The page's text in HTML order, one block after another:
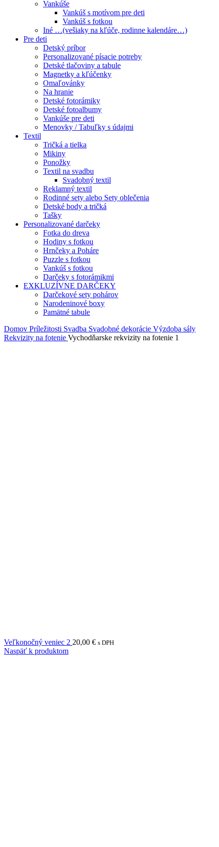
Vankúše
Vankúš s motívom pre deti
Vankúš s fotkou
Iné …(vešiaky na kľúče, rodinne kalendáre…)
Pre deti
Detský príbor
Personalizované písacie potreby
Detské tlačoviny a tabule
Magnetky a kľúčenky
Omaľovánky
Na hranie
Detské fotorámiky
Detské fotoalbumy
Vankúše pre deti
Menovky / Tabuľky s údajmi
Textil
Tričká a tielka
Mikiny
Ponožky
Textil na svadbu
Svadobný textil
Reklamný textil
Rodinné sety alebo Sety oblečenia
Detské body a tričká
Tašky
Personalizované darčeky
Fotka do dreva
Hodiny s fotkou
Hrnčeky a Poháre
Puzzle s fotkou
Vankúš s fotkou
Darčeky s fotorámikmi
EXKLUZÍVNE DARČEKY
Darčekové sety pohárov
Narodeninové boxy
Pamätné tabule
Domov Príležitosti Svadba Svadobné dekorácie Výzdoba sály
Rekvizity na fotenie Vychodňarske rekvizity na fotenie 1
Veľkonočný veniec 2 20,00 € s DPH
Naspäť k produktom